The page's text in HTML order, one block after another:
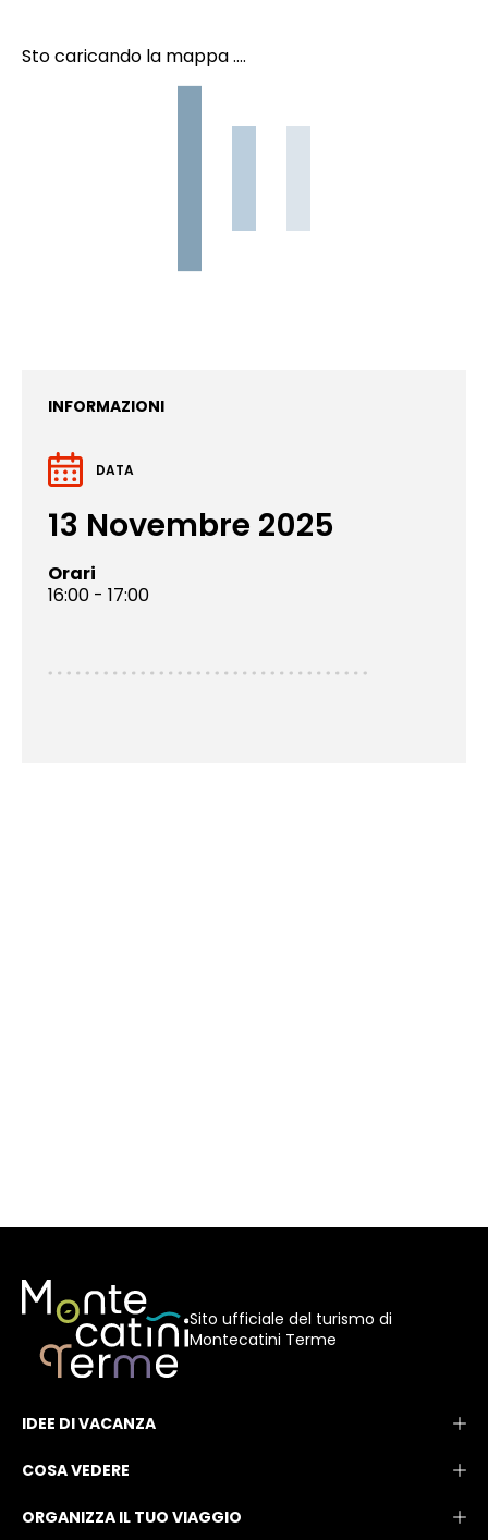
Sto caricando la mappa ....
INFORMAZIONI
DATA
13 Novembre 2025
Orari
16:00 - 17:00
Sito ufficiale del turismo di
Montecatini Terme
IDEE DI VACANZA
COSA VEDERE
ORGANIZZA IL TUO VIAGGIO